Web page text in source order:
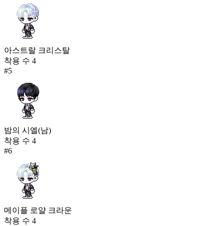
아스트랄 크리스탈
착용 수 4
#5
밤의 시엘(남)
착용 수 4
#6
메이플 로얄 크라운
착용 수 4